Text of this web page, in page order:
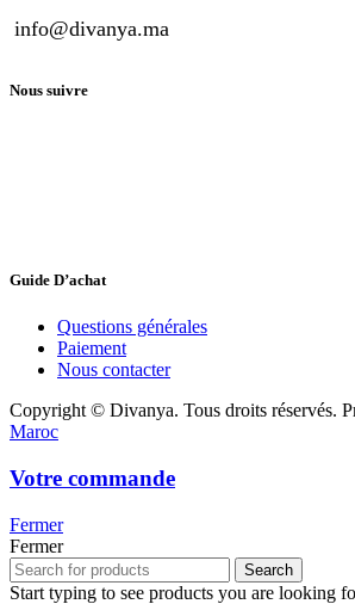
info@divanya.ma
Nous suivre
Guide D’achat
Questions générales
Paiement
Nous contacter
Copyright © Divanya. Tous droits réservés.
Maroc
Votre commande
Fermer
Fermer
Search
Start typing to see products you are looking